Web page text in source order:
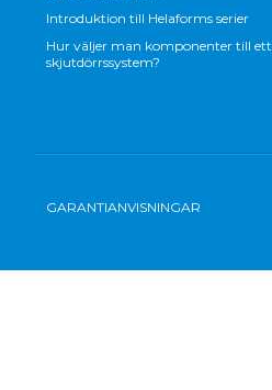
Introduktion till Helaforms serier
Hur väljer man komponenter till ett
skjutdörrssystem?
GARANTIANVISNINGAR